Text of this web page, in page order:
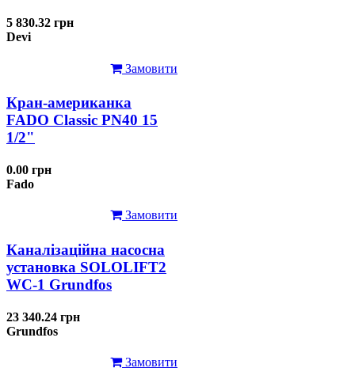
5 830.32 грн
Devi
Замовити
Кран-американка
FADO Classic PN40 15
1/2"
0.00 грн
Fado
Замовити
Каналізаційна насосна
установка SOLOLIFT2
WC-1 Grundfos
23 340.24 грн
Grundfos
Замовити